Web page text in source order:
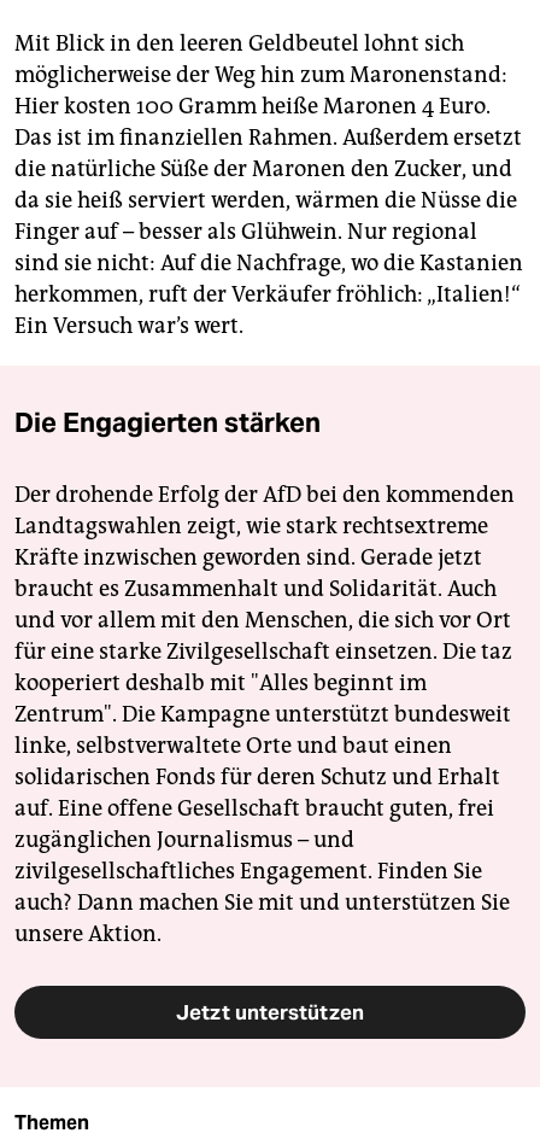
Mit Blick in den leeren Geldbeutel lohnt sich
möglicherweise der Weg hin zum Maronenstand:
Hier kosten 100 Gramm heiße Maronen 4 Euro.
Das ist im finanziellen Rahmen. Außerdem ersetzt
die natürliche Süße der Maronen den Zucker, und
da sie heiß serviert werden, wärmen die Nüsse die
Finger auf – besser als Glühwein. Nur regional
sind sie nicht: Auf die Nachfrage, wo die Kastanien
herkommen, ruft der Verkäufer fröhlich: „Italien!“
Ein Versuch war’s wert.
Die Engagierten stärken
Der drohende Erfolg der AfD bei den kommenden
Landtagswahlen zeigt, wie stark rechtsextreme
Kräfte inzwischen geworden sind. Gerade jetzt
braucht es Zusammenhalt und Solidarität. Auch
und vor allem mit den Menschen, die sich vor Ort
für eine starke Zivilgesellschaft einsetzen. Die taz
kooperiert deshalb mit "Alles beginnt im
Zentrum". Die Kampagne unterstützt bundesweit
linke, selbstverwaltete Orte und baut einen
solidarischen Fonds für deren Schutz und Erhalt
auf. Eine offene Gesellschaft braucht guten, frei
zugänglichen Journalismus – und
zivilgesellschaftliches Engagement. Finden Sie
auch? Dann machen Sie mit und unterstützen Sie
unsere Aktion.
Jetzt unterstützen
Themen